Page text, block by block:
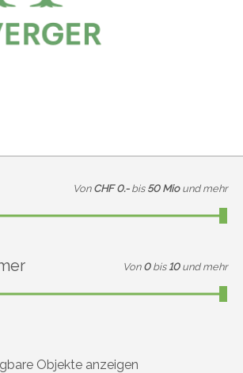
Von CHF 0.- bis 50 Mio und mehr
Von 0 bis 10 und mehr
Objekte anzeigen